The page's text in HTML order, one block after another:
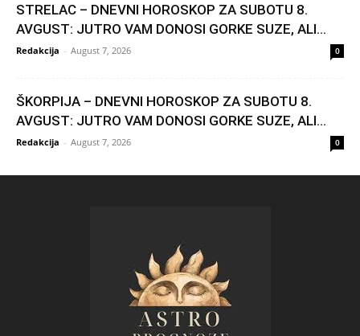
STRELAC – DNEVNI HOROSKOP ZA SUBOTU 8.
AVGUST: JUTRO VAM DONOSI GORKE SUZE, ALI...
Redakcija - August 7, 2026 0
ŠKORPIJA – DNEVNI HOROSKOP ZA SUBOTU 8.
AVGUST: JUTRO VAM DONOSI GORKE SUZE, ALI...
Redakcija - August 7, 2026 0